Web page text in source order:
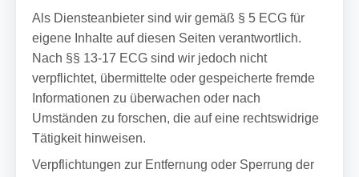
Als Diensteanbieter sind wir gemäß § 5 ECG für
eigene Inhalte auf diesen Seiten verantwortlich.
Nach §§ 13-17 ECG sind wir jedoch nicht
verpflichtet, übermittelte oder gespeicherte fremde
Informationen zu überwachen oder nach
Umständen zu forschen, die auf eine rechtswidrige
Tätigkeit hinweisen.
Verpflichtungen zur Entfernung oder Sperrung der